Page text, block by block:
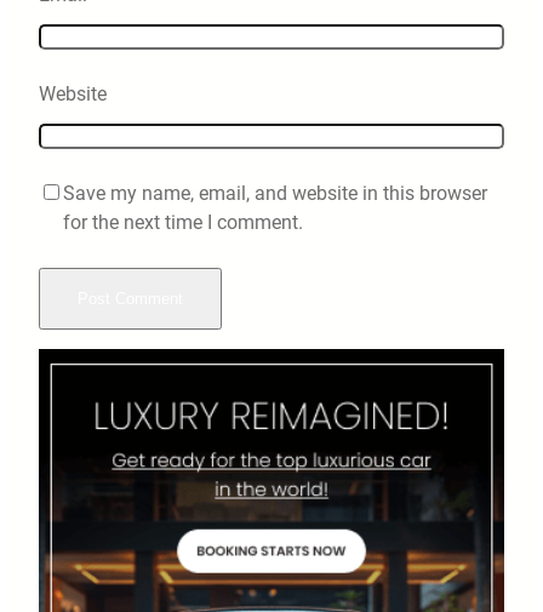
Website
Save my name, email, and website in this browser
for the next time I comment.